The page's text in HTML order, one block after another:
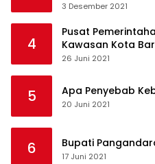
3 Desember 2021
4
Pusat
Kawasan Kota
26 Juni 2021
5 Apa Penyebab
20 Juni 2021
6 Bupati
17 Juni 2021